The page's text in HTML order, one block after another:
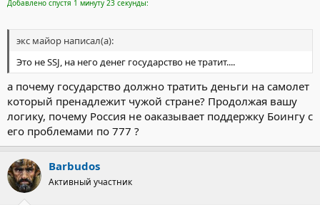
Добавлено спустя 1 минуту 23 секунды:
экс майор написал(а):
Это не SSJ, на него денег государство не тратит....
а почему государство должно тратить деньги на самолет
который пренадлежит чужой стране? Продолжая вашу
логику, почему Россия не оаказывает поддержку Боингу с
его проблемами по 777 ?
Barbudos
Активный участник